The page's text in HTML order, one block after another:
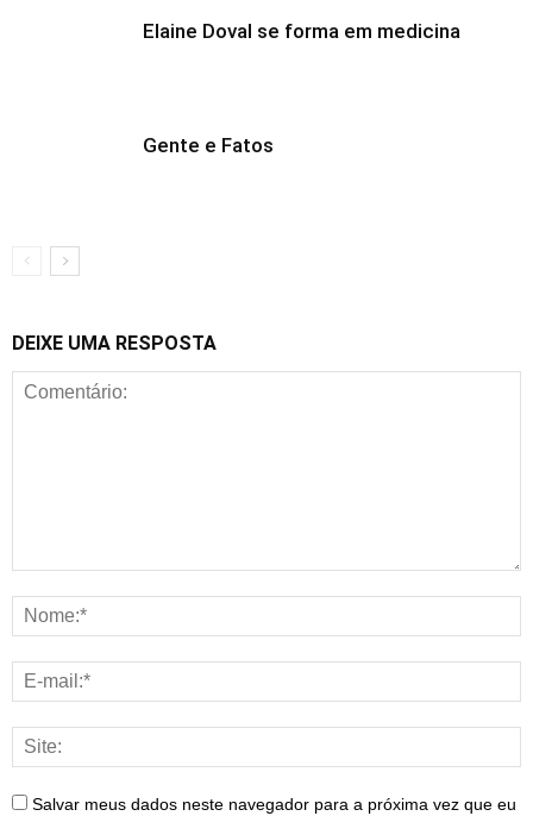
Elaine Doval se forma em medicina
Gente e Fatos
DEIXE UMA RESPOSTA
Salvar meus dados neste navegador para a próxima vez que eu